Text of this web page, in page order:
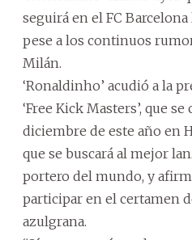
seguirá en el FC
pese a los continuos
Milán.
‘Ronaldinho’ acudió a la
‘Free Kick Masters’, que
diciembre de este año en
que se buscará al mejor
portero del mundo, y
participar en el certamen
azulgrana.